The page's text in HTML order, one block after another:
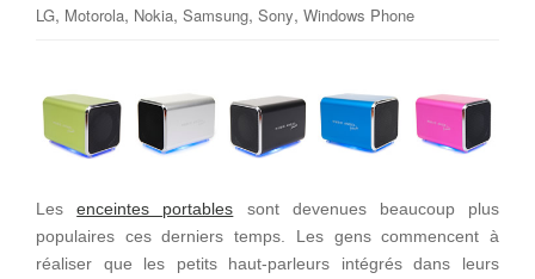
LG, Motorola, Nokia, Samsung, Sony, Windows Phone
Lesenceintes portables sont devenues beaucoup plus
populaires ces derniers temps. Les gens commencent à
réaliser que les petits haut-parleurs intégrés dans leurs